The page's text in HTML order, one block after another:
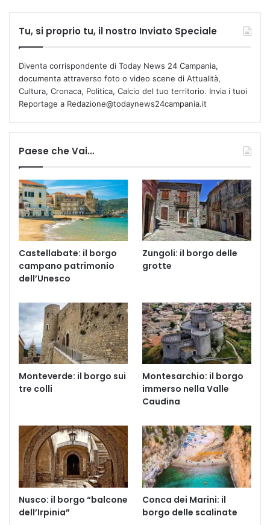
Tu, si proprio tu, il nostro Inviato Speciale
Diventa corrispondente di Today News 24 Campania,
documenta attraverso foto o video scene di Attualità,
Cultura, Cronaca, Politica, Calcio del tuo territorio. Invia i tuoi
Reportage a Redazione@todaynews24campania.it
Paese che Vai…
Castellabate: il borgo
campano patrimonio
dell’Unesco
Zungoli: il borgo delle
grotte
Monteverde: il borgo sui
tre colli
Montesarchio: il borgo
immerso nella Valle
Caudina
Nusco: il borgo “balcone
dell’Irpinia”
Conca dei Marini: il
borgo delle scalinate